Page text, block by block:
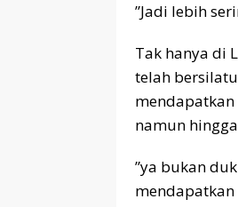
”Jadi lebih
Tak hanya di
telah
namun
”ya bukan